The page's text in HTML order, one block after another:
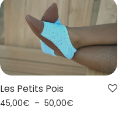
Les Petits Pois
45,00€ – 50,00€